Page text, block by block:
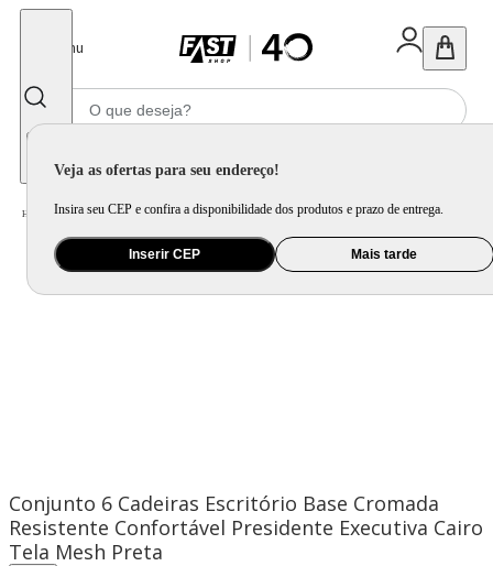
Menu
Veja as ofertas para seu endereço!
Insira seu CEP e confira a disponibilidade dos produtos e prazo de entrega.
Inserir CEP Mais tarde
Home Móveis e Decoração / Móveis para Escritório / Cadeira Office
Conjunto 6 Cadeiras Escritório Base Cromada
Resistente Confortável Presidente Executiva Cairo
Tela Mesh Preta